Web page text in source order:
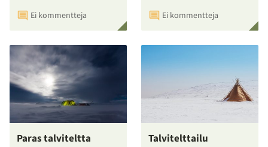
Ei kommentteja
Ei kommentteja
Paras talviteltta Talvitelttailu